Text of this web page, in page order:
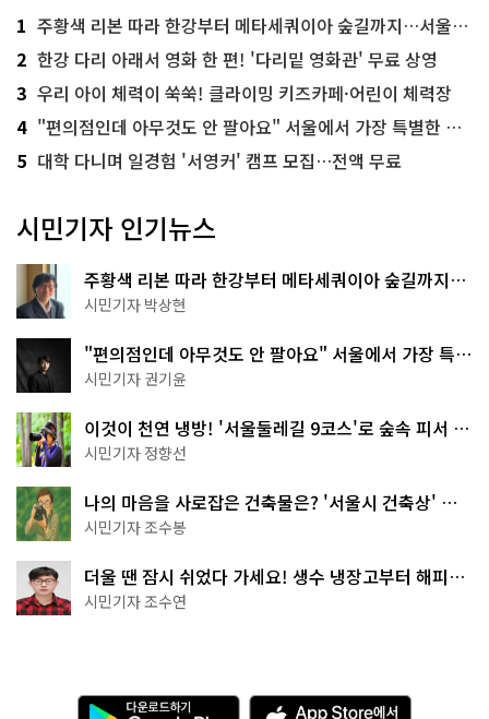
1 주황색 리본 따라 한강부터 메타세쿼이아 숲길까지…서울둘레길 15코스
2 한강 다리 아래서 영화 한 편! '다리밑 영화관' 무료 상영
3 우리 아이 체력이 쑥쑥! 클라이밍 키즈카페·어린이 체력장
4 "편의점인데 아무것도 안 팔아요" 서울에서 가장 특별한 편의점의 정체
5 대학 다니며 일경험 '서영커' 캠프 모집…전액 무료
시민기자 인기뉴스
주황색 리본 따라 한강부터 메타세쿼이아 숲길까지…
서울둘레길 15코스
시민기자 박상현
"편의점인데 아무것도 안 팔아요" 서울에서 가장 특별
한 편의점의 정체
시민기자 권기윤
이것이 천연 냉방! '서울둘레길 9코스'로 숲속 피서 떠
나볼까
시민기자 정향선
나의 마음을 사로잡은 건축물은? '서울시 건축상' 수
상작 공개!
시민기자 조수봉
더울 땐 잠시 쉬었다 가세요! 생수 냉장고부터 해피소
·무더위쉼터까지
시민기자 조수연
다 A